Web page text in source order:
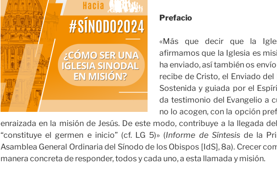
Prefacio
«Más que decir que la
afirmamos que la Iglesia es
ha enviado, así también os
recibe de Cristo, el Enviado
Sostenida y guiada por el
da testimonio del Evangelio a
no lo acogen, con la opción
enraizada en la misión de Jesús. De este modo, contribuye a la llegada
“constituye el germen e inicio” (cf. LG 5)» (Informe de Síntesisde la
Asamblea General Ordinaria del Sínodo de los Obispos [IdS], 8a). Crecer
manera concreta de responder, todos y cada uno, a esta llamada y misión.